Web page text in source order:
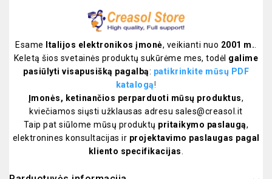
Esame Italijos elektronikos įmonė, veikianti nuo 2001 m..
Keletą šios svetainės produktų sukūrėme mes, todėl galime
pasiūlyti visapusišką pagalbą: patikrinkite mūsų PDF
katalogą!
Įmonės, ketinančios perparduoti mūsų produktus,
kviečiamos siųsti užklausas adresu sales@creasol.it
Taip pat siūlome mūsų produktų pritaikymo paslaugą,
elektronines konsultacijas ir projektavimo paslaugas pagal
kliento specifikacijas.